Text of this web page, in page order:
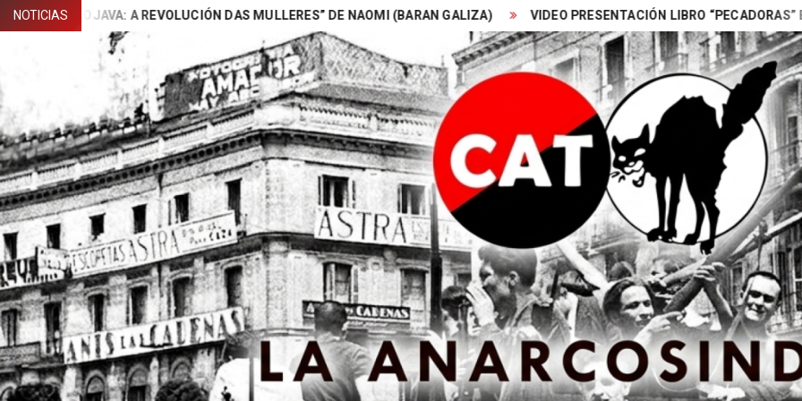
Skip
to
NOTICIASA REVOLUCIÓN DAS MULLERES” DE NAOMI (BARAN GALIZA) VIDEO PRESENTACIÓN LIBRO “PECADORAS” Ed
Search